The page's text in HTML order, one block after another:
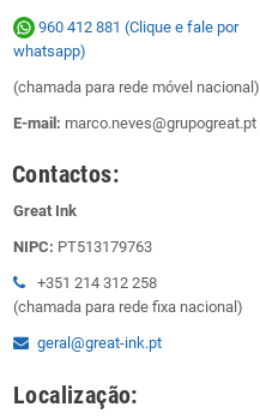
960 412 881 (Clique e fale por
whatsapp)
(chamada para rede móvel nacional)
E-mail: marco.neves@grupogreat.pt
Contactos:
Great Ink
NIPC: PT513179763
+351 214 312 258
(chamada para rede fixa nacional)
geral@great-ink.pt
Localização: